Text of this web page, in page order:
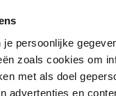
je persoonlijke
zoals cookies om
met als doel
advertenties en